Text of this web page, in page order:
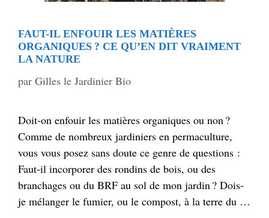
FAUT-IL ENFOUIR LES MATIÈRES
ORGANIQUES ? CE QU’EN DIT VRAIMENT
LA NATURE
par Gilles le Jardinier Bio
Doit-on enfouir les matières organiques ou non ?
Comme de nombreux jardiniers en permaculture,
vous vous posez sans doute ce genre de questions :
Faut-il incorporer des rondins de bois, ou des
branchages ou du BRF au sol de mon jardin ? Dois-
je mélanger le fumier, ou le compost, à la terre du …